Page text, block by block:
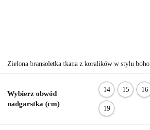
Zielona bransoletka tkana z koralików w stylu boho
Wybierz obwód
nadgarstka (cm)
14
cm
15
cm
16
cm
19
cm